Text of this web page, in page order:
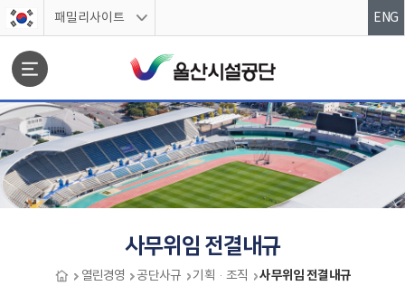
스킵네비게이션
패밀리사이트 ENG
사무위임 전결내규
열린경영 공단사규 기획·조직 사무위임 전결내규